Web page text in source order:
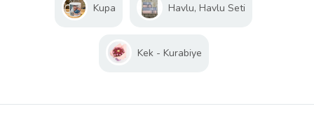
Kupa Havlu, Havlu Seti
Kek - Kurabiye